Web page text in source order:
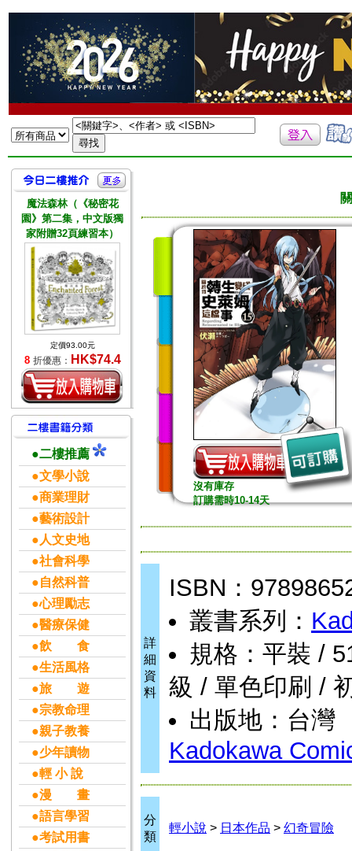
魔法森林（《秘密花
園》第二集，中文版獨
家附贈32頁練習本）
定價93.00元
8 折優惠： HK$74.4
●二樓推薦
●文學小說
●商業理財
●藝術設計
●人文史地
●社會科學
●自然科普
●心理勵志
●醫療保健
●飲 食
●生活風格
●旅 遊
●宗教命理
●親子教養
●少年讀物
●輕 小 說
●漫 畫
●語言學習
●考試用書
沒有庫存
訂購需時10-14天
詳
細
資
料
ISBN：
叢書系列：
規格：平裝 /
級 / 單色印刷 /
出版地：台灣
Kadokawa
分
類
輕小說 > 日本作品 > 幻奇冒險